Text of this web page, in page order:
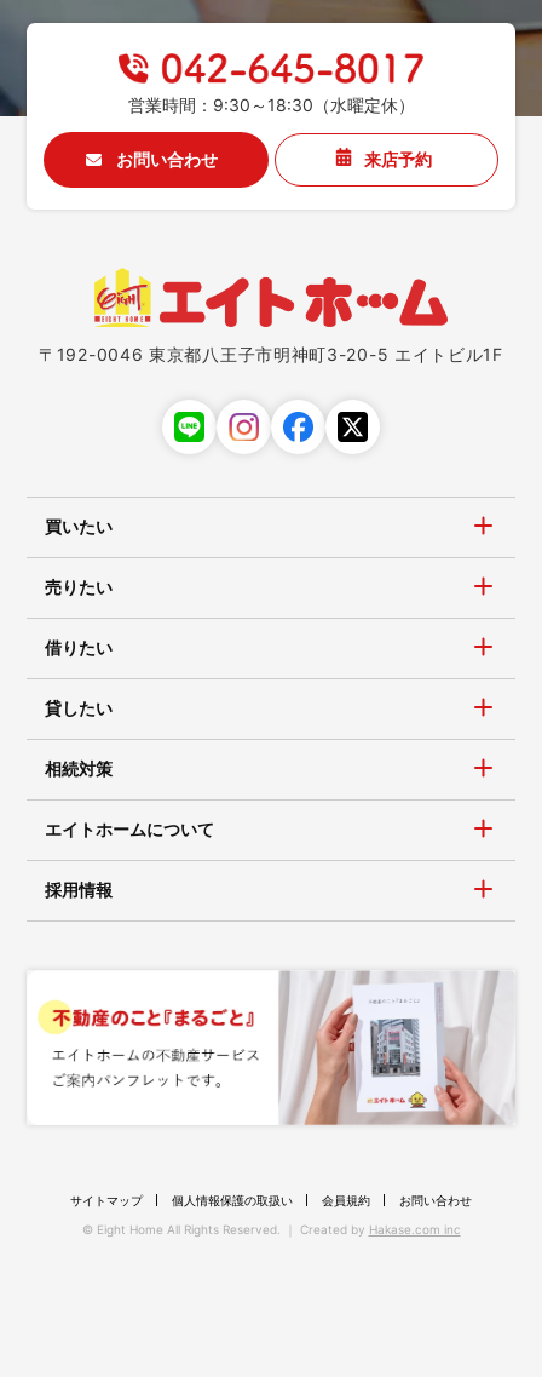
営業時間：9:30～18:30（水曜定休）
お問い合わせ 来店予約
〒192-0046 東京都八王子市明神町3-20-5 エイトビル1F
買いたい
売りたい
借りたい
貸したい
相続対策
エイトホームについて
採用情報
サイトマップ 個人情報保護の取扱い 会員規約
お問い合わせ
© Eight Home All Rights Reserved. ｜ Created by Hakase.com inc